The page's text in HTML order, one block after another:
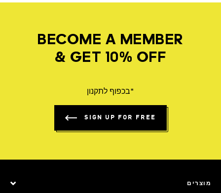
BECOME A MEMBER
& GET 10% OFF
*בכפוף לתקנון
SIGN UP FOR FREE
מוצרים